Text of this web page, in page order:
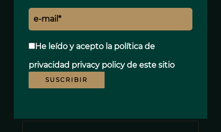
He leído y acepto la política de
privacidad privacy policyde este sitio
SUSCRIBIR
Teléfono *